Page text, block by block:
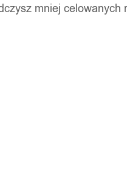
mniej celowanych